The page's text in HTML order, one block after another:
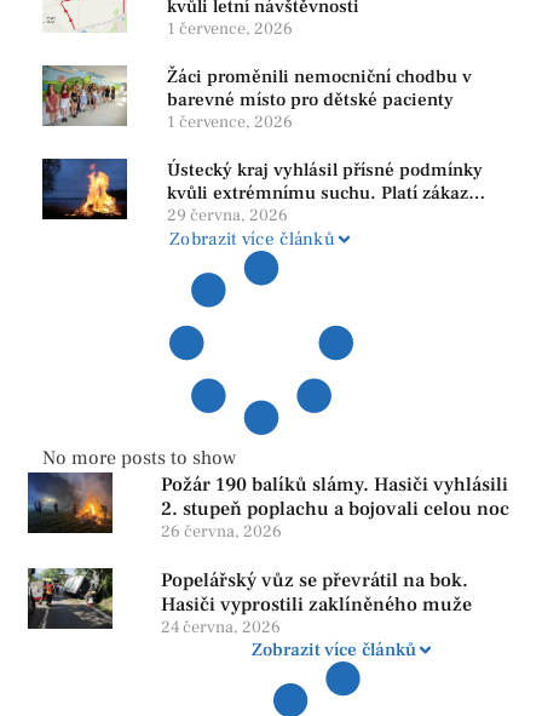
kvůli letní návštěvnosti
1 července, 2026
Žáci proměnili nemocniční chodbu v
barevné místo pro dětské pacienty
1 července, 2026
Ústecký kraj vyhlásil přísné podmínky
kvůli extrémnímu suchu. Platí zákaz
ohňů i pyrotechniky
29 června, 2026
Zobrazit více článků
No more posts to show
Požár 190 balíků slámy. Hasiči vyhlásili
2. stupeň poplachu a bojovali celou noc
26 června, 2026
Popelářský vůz se převrátil na bok.
Hasiči vyprostili zaklíněného muže
24 června, 2026
Zobrazit více článků